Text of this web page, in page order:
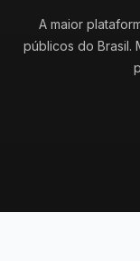
A maior
públicos do Brasil.